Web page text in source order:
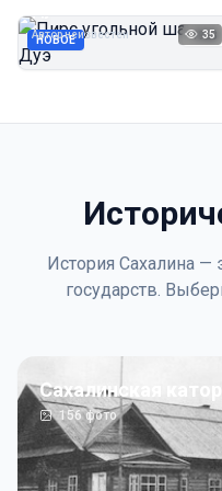
НОВОЕ 1923
Автор неизвестен 35
История Сахалина —
государств.
Сахалинская
156фото